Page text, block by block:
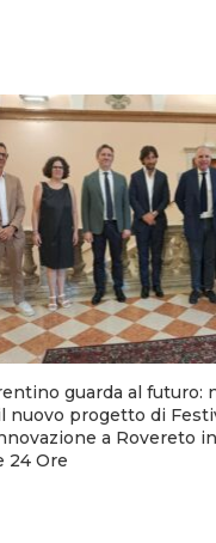
guarda al futuro:
nuovo progetto di
a Rovereto
24 Ore